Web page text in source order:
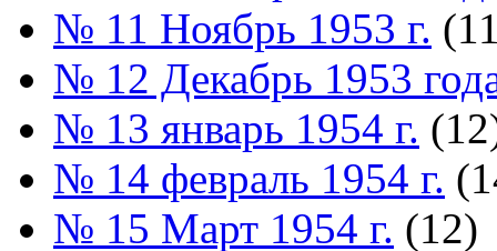
№ 11 Ноябрь 1953 г.
№ 12 Декабрь 1953
№ 13 январь 1954 г.
№ 14 февраль 1954 г.
№ 15 Март 1954 г. (12)